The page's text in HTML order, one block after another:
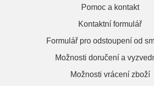
Pomoc a kontakt
Kontaktní formulář
Formulář pro odstoupení od
Možnosti doručení a
Možnosti vrácení zboží